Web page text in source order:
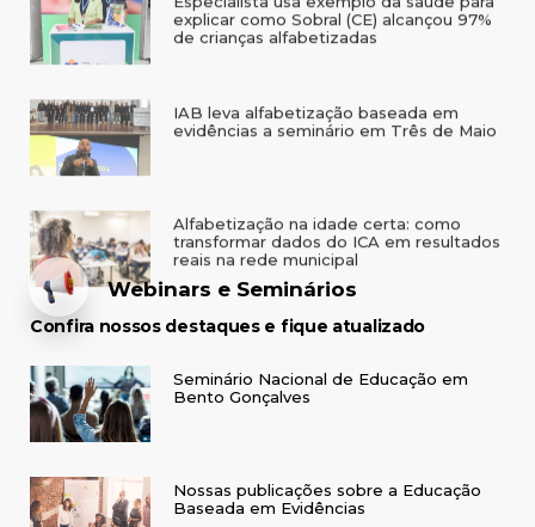
IAB leva alfabetização baseada em
evidências a seminário em Três de Maio
Alfabetização na idade certa: como
transformar dados do ICA em resultados
Webinars e Seminários
Confira nossos destaques e fique atualizado
Seminário Nacional de Educação em
Bento Gonçalves
Nossas publicações sobre a Educação
Baseada em Evidências